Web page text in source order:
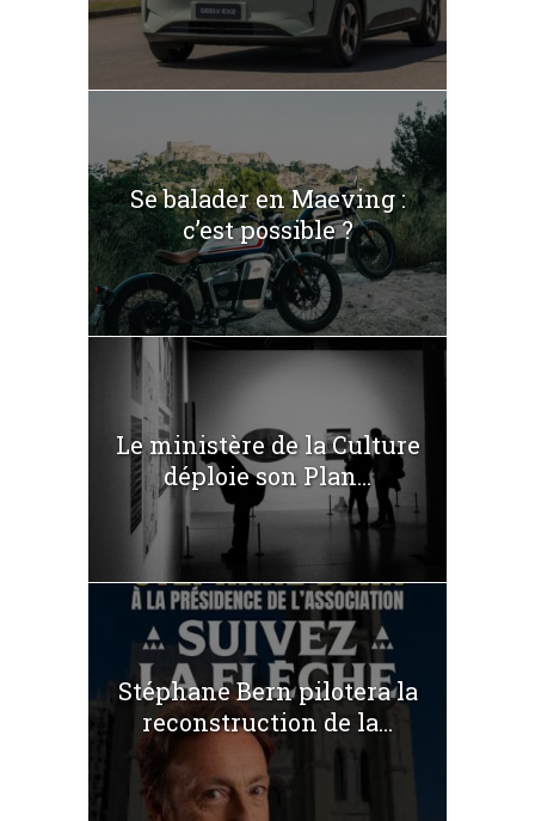
Se balader en Maeving :
c’est possible ?
Le ministère de la Culture
déploie son Plan...
Stéphane Bern pilotera la
reconstruction de la...